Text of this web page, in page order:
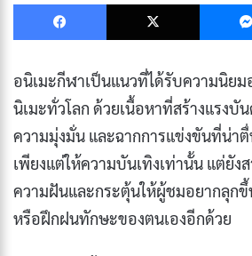
อนิเมะกีฬาเป็นแนวที่ได้รับความนิย
นิเมะทั่วโลก ด้วยเนื้อหาที่สร้างแรงบั
ความมุ่งมั่น และฉากการแข่งขันที่น่า
เพียงแต่ให้ความบันเทิงเท่านั้น แต่ยัง
ความฝันและกระตุ้นให้ผู้ชมอยากลุกขึ้
หรือฝึกฝนทักษะของตนเองอีกด้วย